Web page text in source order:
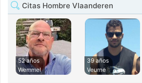
Citas Hombre Vlaanderen
52 años
Wemmel
39 años
Veurne